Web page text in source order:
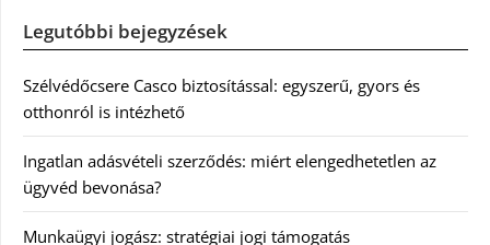
Legutóbbi bejegyzések
Szélvédőcsere Casco biztosítással: egyszerű, gyors és
otthonról is intézhető
Ingatlan adásvételi szerződés: miért elengedhetetlen az
ügyvéd bevonása?
Munkaügyi jogász: stratégiai jogi támogatás